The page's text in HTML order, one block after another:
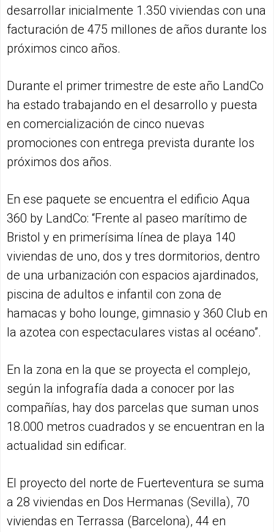
desarrollar inicialmente 1.350 viviendas con una
facturación de 475 millones de años durante los
próximos cinco años.
Durante el primer trimestre de este año LandCo
ha estado trabajando en el desarrollo y puesta
en comercialización de cinco nuevas
promociones con entrega prevista durante los
próximos dos años.
En ese paquete se encuentra el edificio Aqua
360 by LandCo: “Frente al paseo marítimo de
Bristol y en primerísima línea de playa 140
viviendas de uno, dos y tres dormitorios, dentro
de una urbanización con espacios ajardinados,
piscina de adultos e infantil con zona de
hamacas y boho lounge, gimnasio y 360 Club en
la azotea con espectaculares vistas al océano”.
En la zona en la que se proyecta el complejo,
según la infografía dada a conocer por las
compañías, hay dos parcelas que suman unos
18.000 metros cuadrados y se encuentran en la
actualidad sin edificar.
El proyecto del norte de Fuerteventura se suma
a 28 viviendas en Dos Hermanas (Sevilla), 70
viviendas en Terrassa (Barcelona), 44 en